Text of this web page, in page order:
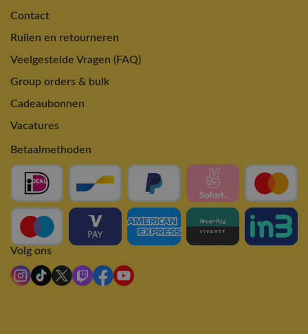
Contact
Ruilen en retourneren
Veelgestelde Vragen (FAQ)
Group orders & bulk
Cadeaubonnen
Vacatures
Betaalmethoden
Volg ons